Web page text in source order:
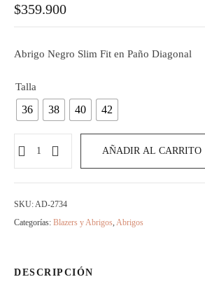
$359.900
Abrigo Negro Slim Fit en Paño Diagonal
Talla
36 38 40 42
AÑADIR AL CARRITO
SKU: AD-2734
Categorías: Blazers y Abrigos Abrigos
DESCRIPCIÓN